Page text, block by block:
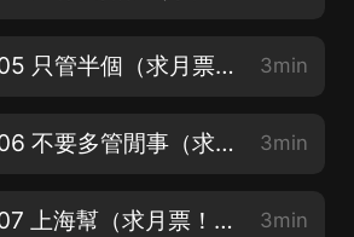
毛澤東與江青05 只管半個（求月票！求好評！求訂閱！） 3min
毛澤東與江青06 不要多管閒事（求月票！求好評！求訂閱！） 3min
毛澤東與江青07 上海幫（求月票！求好評！求訂閱！） 3min